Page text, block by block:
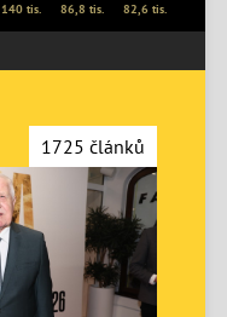
140 tis. 86,8 tis. 82,6 tis.
1725 článků